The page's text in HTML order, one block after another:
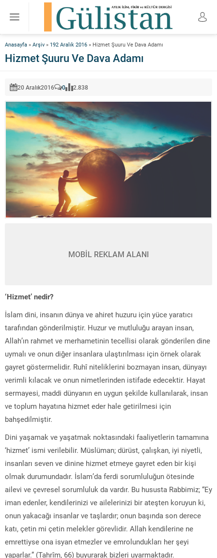
Anasayfa » Arşiv » 192 Aralık 2016 » Hizmet Şuuru Ve Dava Adamı
Hizmet Şuuru Ve Dava Adamı
20 Aralık2016 0 2.838
MOBİL REKLAM ALANI
‘Hizmet’ nedir?
İslam dini, insanın dünya ve ahiret huzuru için yüce yaratıcı
tarafından gönderilmiştir. Huzur ve mutluluğu arayan insan,
Allah’ın rahmet ve merhametinin tecellisi olarak gönderilen dine
uymalı ve onun diğer insanlara ulaştırılması için örnek olarak
gayret göstermelidir. Ruhî niteliklerini bozmayan insan, dünyayı
verimli kılacak ve onun nimetlerinden istifade edecektir. Hayat
sermayesi, maddi dünyanın en uygun şekilde kullanılarak, insan
ve toplum hayatına hizmet eder hale getirilmesi için
bahşedilmiştir.
Dini yaşamak ve yaşatmak noktasındaki faaliyetlerin tamamına
‘hizmet’ ismi verilebilir. Müslüman; dürüst, çalışkan, iyi niyetli,
insanları seven ve dinine hizmet etmeye gayret eden bir kişi
olmak durumundadır. İslam’da ferdi sorumluluğun ötesinde
ailevi ve çevresel sorumluluk da vardır. Bu hususta Rabbimiz; “Ey
iman edenler, kendilerinizi ve ailelerinizi bir ateşten koruyun ki,
onun yakacağı insanlar ve taşlardır; onun başında son derece
katı, çetin mi çetin melekler görevlidir. Allah kendilerine ne
emrettiyse ona isyan etmezler ve emrolundukları her şeyi
yaparlar.” (Tahrîm, 66) buyurarak bizleri uyarmaktadır.